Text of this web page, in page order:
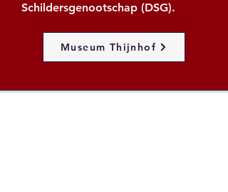
Schildersgenootschap (DSG).
Museum Thijnhof